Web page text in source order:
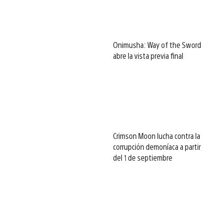
Onimusha: Way of the Sword
abre la vista previa final
Crimson Moon lucha contra la
corrupción demoníaca a partir
del 1 de septiembre